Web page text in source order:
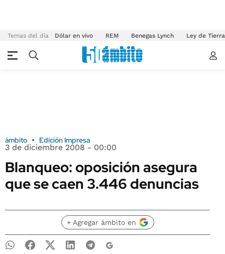
Temas del día Dólar en vivo REM Benegas Lynch Ley de
ámbito Edición Impresa
3 de diciembre 2008 - 00:00
Blanqueo: oposición asegura
que se caen 3.446 denuncias
+ Agregar ámbito en